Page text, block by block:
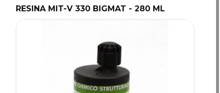
RESINA MIT-V 330 BIGMAT - 280 ML